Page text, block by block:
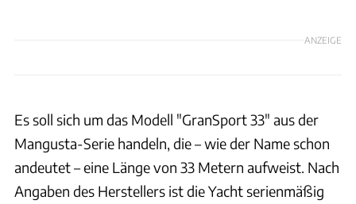
ANZEIGE
Es soll sich um das Modell "GranSport 33" aus der
Mangusta-Serie handeln, die – wie der Name schon
andeutet – eine Länge von 33 Metern aufweist. Nach
Angaben des Herstellers ist die Yacht serienmäßig